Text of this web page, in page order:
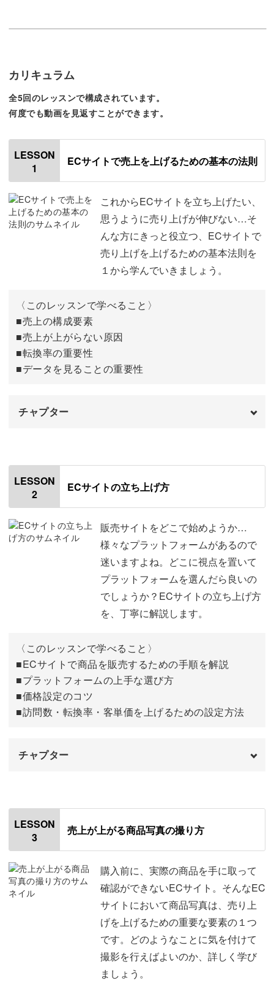
「EC販売の知識が何もない…」
「売上って、どうやって伸ばしたらいいの…？」
EC販売サイトの知識や数字に関する知識が全く無くて
も、売上を上げたいその気持ちがあれば大丈夫！
私が見出した“売上の基本の法則”・“ECの立ち上げ方”な
ど、ひとつずつ丁寧に解説いたします。
で、どんどん学ぶことが楽しくなりますよ。
売上UPのノウハウをポイントを押さえて解説
EC販売サイトの売上UPの方法と、聞くと何か特別なテク
けれど、ちょっとしたポイントを変えるだけで、グッと売
上も変化するものなんですよ。
キャッチコピーで意識する7つのポイントなど、初心者に
もスッと頭に入るように丁寧にご紹介します。
また、商品写真の撮影方法も詳しく解説します。
学べるのが嬉しいポイントです。
商品写真は、売上UPのための大切な要素の一つですの
で、しっかりと学んでいきましょう。
今はネットで沢山の情報を見ることができますが、どれも
断片的だったり、信憑性に欠けていたりしませんか？
正しい知識やノウハウを身に付けたいなら、基礎からコツ
コツと私と一緒にやっていきましょう。
講座でお待ちしております！
カリキュラム
全5回のレッスンで構成されています。
何度でも動画を見返すことができます。
LESSON
1
ECサイトで売上を上げるための基本の法則
これからECサイトを立ち上げたい、
思うように売り上げが伸びない…そ
んな方にきっと役立つ、ECサイトで
売り上げを上げるための基本法則を
１から学んでいきましょう。
〈このレッスンで学べること〉
■売上の構成要素
■売上が上がらない原因
■転換率の重要性
■データを見ることの重要性
チャプター
はじめに
日本のEC情勢
データの重要性 05:30
売れる3つの黄金式 13:11
25:05
LESSON
2
ECサイトの立ち上げ方
販売サイトをどこで始めようか…
様々なプラットフォームがあるので
迷いますよね。どこに視点を置いて
プラットフォームを選んだら良いの
でしょうか？ECサイトの立ち上げ方
を、丁寧に解説します。
〈このレッスンで学べること〉
■ECサイトで商品を販売するための手順を解説
■プラットフォームの上手な選び方
■価格設定のコツ
■訪問数・転換率・客単価を上げるための設定方法
チャプター
はじめに
出店プラットフォームについて
楽天 03:59
Yahoo 09:07
12:46
17:09
LESSON
3
売上が上がる商品写真の撮り方
購入前に、実際の商品を手に取って
確認ができないECサイト。そんなEC
サイトにおいて商品写真は、売り上
げを上げるための重要な要素の１つ
です。どのようなことに気を付けて
撮影を行えばよいのか、詳しく学び
ましょう。